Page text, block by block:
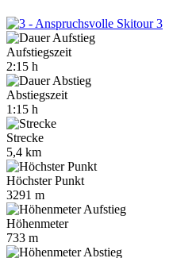
3
Aufstiegszeit
2:15 h
Abstiegszeit
1:15 h
Strecke
5,4 km
Höchster Punkt
3291 m
Höhenmeter
733 m